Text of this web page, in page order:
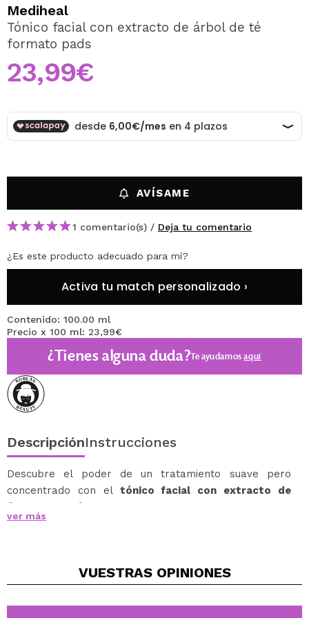
Al crear una cuenta en Maquillalia.com podrás realizar
tus compras rápidamente, revisar el estado de tus
Mediheal
Tónico facial con extracto de árbol de té
formato pads
23,99€
AVÍSAME
1 comentario(s) / Deja tu comentario
¿Es este producto adecuado para mí?
Activa tu match personalizado ›
Contenido: 100.00 ml
Precio x 100 ml: 23,99€
¿Tienes alguna duda?Te ayudamosaquí
DescripciónInstrucciones
Descubre el poder de un tratamiento suave pero
concentrado con el tónico facial con extracto de
árbol de té en formato 'pads' de Mediheal
especialmente formulado para calmar y aliviar la piel
sistema de administración de liposomas, este tónico
eficazmente problemas de enrojecimiento, reducción
ver más
VUESTRAS OPINIONES